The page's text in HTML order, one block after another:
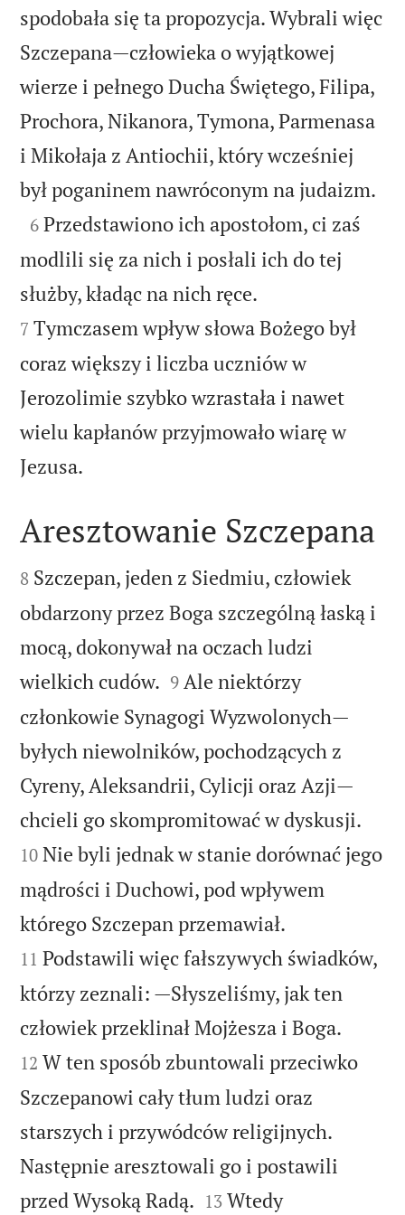
spodobała się ta propozycja. Wybrali więc
Szczepana—człowieka o wyjątkowej
wierze i pełnego Ducha Świętego, Filipa,
Prochora, Nikanora, Tymona, Parmenasa
i Mikołaja z Antiochii, który wcześniej
był poganinem nawróconym na judaizm.

6 Przedstawiono ich apostołom, ci zaś
modlili się za nich i posłali ich do tej
służby, kładąc na nich ręce.
7 Tymczasem wpływ słowa Bożego był
coraz większy i liczba uczniów w
Jerozolimie szybko wzrastała i nawet
wielu kapłanów przyjmowało wiarę w
Jezusa.

Aresztowanie Szczepana

8 Szczepan, jeden z Siedmiu, człowiek
obdarzony przez Boga szczególną łaską i
mocą, dokonywał na oczach ludzi
wielkich cudów. 

9 Ale niektórzy
członkowie Synagogi Wyzwolonych—
byłych niewolników, pochodzących z
Cyreny, Aleksandrii, Cylicji oraz Azji—
chcieli go skompromitować w dyskusji.
10 Nie byli jednak w stanie dorównać jego
mądrości i Duchowi, pod wpływem
którego Szczepan przemawiał.
11 Podstawili więc fałszywych świadków,
którzy zeznali: —Słyszeliśmy, jak ten
człowiek przeklinał Mojżesza i Boga.
12 W ten sposób zbuntowali przeciwko
Szczepanowi cały tłum ludzi oraz
starszych i przywódców religijnych.
Następnie aresztowali go i postawili
przed Wysoką Radą. 

13 Wtedy